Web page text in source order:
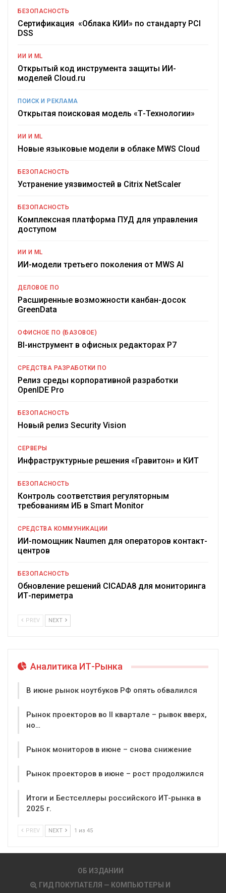
БЕЗОПАСНОСТЬ
Сертификация «Облака КИИ» по стандарту PCI
DSS
ИИ И ML
Открытый код инструмента защиты ИИ-
моделей Cloud.ru
ПОИСК И РЕКЛАМА
Открытая поисковая модель «Т-Технологии»
ИИ И ML
Новые языковые модели в облаке MWS Cloud
БЕЗОПАСНОСТЬ
Устранение уязвимостей в Citrix NetScaler
БЕЗОПАСНОСТЬ
Комплексная платформа ПУД для управления
доступом
ИИ И ML
ИИ-модели третьего поколения от MWS AI
ДЕЛОВОЕ ПО
Расширенные возможности канбан-досок
GreenData
ОФИСНОЕ ПО (БАЗОВОЕ)
BI-инструмент в офисных редакторах Р7
СРЕДСТВА РАЗРАБОТКИ ПО
Релиз среды корпоративной разработки
OpenIDE Pro
БЕЗОПАСНОСТЬ
Новый релиз Security Vision
СЕРВЕРЫ
Инфраструктурные решения «Гравитон» и КИТ
БЕЗОПАСНОСТЬ
Контроль соответствия регуляторным
требованиям ИБ в Smart Monitor
СРЕДСТВА КОММУНИКАЦИИ
ИИ-помощник Naumen для операторов контакт-
центров
БЕЗОПАСНОСТЬ
Обновление решений CICADA8 для мониторинга
ИТ-периметра
PREV NEXT
Аналитика ИТ-Рынка
В июне рынок ноутбуков РФ опять обвалился
Рынок проекторов во II квартале – рывок вверх,
но…
Рынок мониторов в июне – снова снижение
Рынок проекторов в июне – рост продолжился
Итоги и Бестселлеры российского ИТ-рынка в
2025 г.
PREV NEXT 1 из 45
ОБ ИЗДАНИИ
ГИД ПОКУПАТЕЛЯ — КОМПЬЮТЕРЫ И